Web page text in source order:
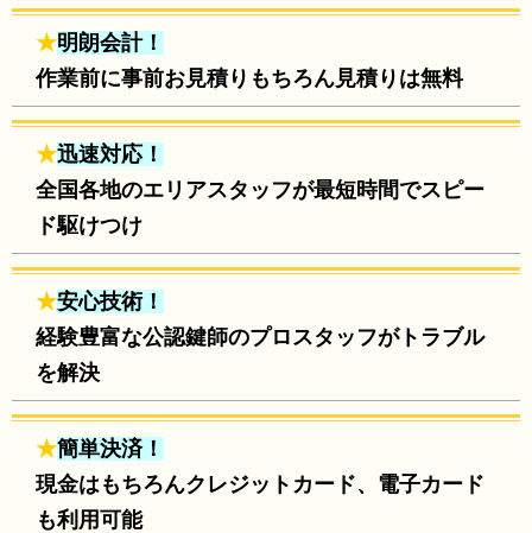
★明朗会計！
作業前に事前お見積りもちろん見積りは無料
★迅速対応！
全国各地のエリアスタッフが最短時間でスピー
ド駆けつけ
★安心技術！
経験豊富な公認鍵師のプロスタッフがトラブル
を解決
★簡単決済！
現金はもちろんクレジットカード、電子カード
も利用可能